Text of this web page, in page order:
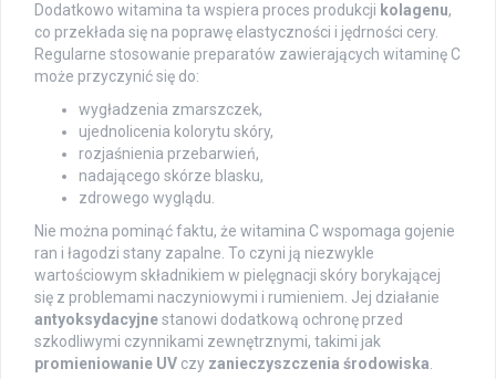
Dodatkowo witamina ta wspiera proces produkcji kolagenu,
co przekłada się na poprawę elastyczności i jędrności cery.
Regularne stosowanie preparatów zawierających witaminę C
może przyczynić się do:
wygładzenia zmarszczek,
ujednolicenia kolorytu skóry,
rozjaśnienia przebarwień,
nadającego skórze blasku,
zdrowego wyglądu.
Nie można pominąć faktu, że witamina C wspomaga gojenie
ran i łagodzi stany zapalne. To czyni ją niezwykle
wartościowym składnikiem w pielęgnacji skóry borykającej
się z problemami naczyniowymi i rumieniem. Jej działanie
antyoksydacyjnestanowi dodatkową ochronę przed
szkodliwymi czynnikami zewnętrznymi, takimi jak
promieniowanie UV czy zanieczyszczenia środowiska